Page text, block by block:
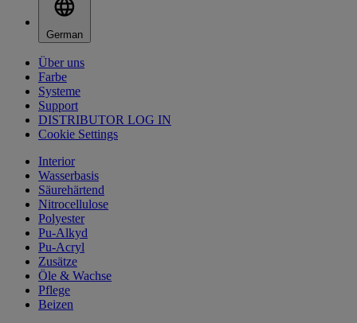
German
Über uns
Farbe
Systeme
Support
DISTRIBUTOR LOG IN
Cookie Settings
Interior
Wasserbasis
Säurehärtend
Nitrocellulose
Polyester
Pu-Alkyd
Pu-Acryl
Zusätze
Öle & Wachse
Pflege
Beizen